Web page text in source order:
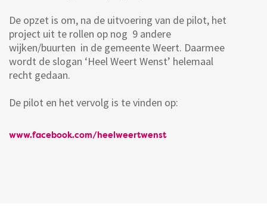
De opzet is om, na de uitvoering van de pilot, het
project uit te rollen op nog 9 andere
wijken/buurten in de gemeente Weert. Daarmee
wordt de slogan ‘Heel Weert Wenst’ helemaal
recht gedaan.
De pilot en het vervolg is te vinden op:
www.facebook.com/heelweertwenst